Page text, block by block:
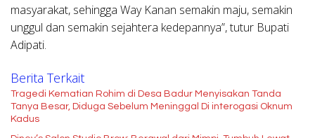
masyarakat, sehingga Way Kanan semakin maju, semakin
unggul dan semakin sejahtera kedepannya”, tutur Bupati
Adipati.
Berita Terkait
Tragedi Kematian Rohim di Desa Badur Menyisakan Tanda
Tanya Besar, Diduga Sebelum Meninggal Di interogasi Oknum
Kadus